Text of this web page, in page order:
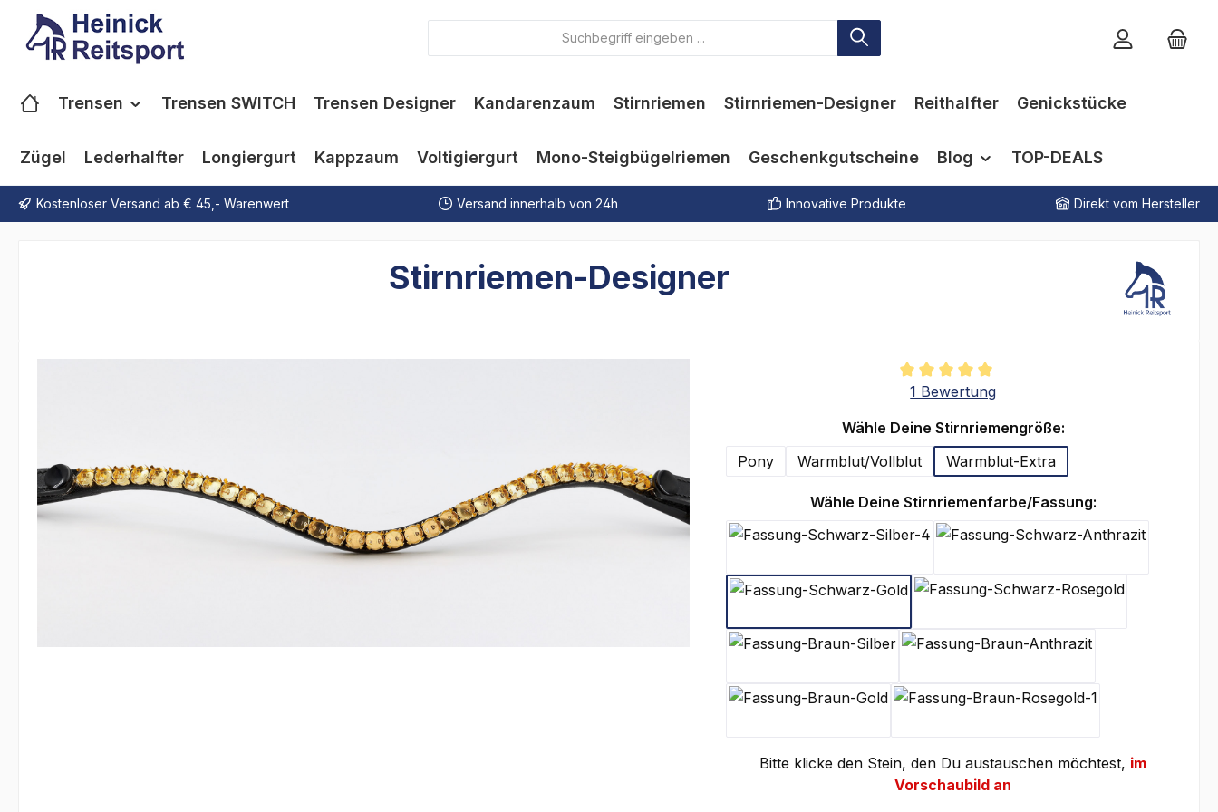
Hauptinhalt springen
Zur Suche springen
Zur Hauptnavigation springen
Trensen Trensen SWITCH Trensen Designer Kandarenzaum Stirnriemen Stirnriemen-Designer Reithalfter Genickstücke
Zügel Lederhalfter Longiergurt Kappzaum Voltigiergurt Mono-Steigbügelriemen Geschenkgutscheine Blog TOP-DEALS
Kostenloser Versand ab € 45,- Warenwert Versand innerhalb von 24h Innovative Produkte Direkt vom Hersteller
Stirnriemen-Designer
Durchschnittliche Bewertung von 5 von 5 Sternen
1 Bewertung
Wähle Deine Stirnriemengröße:auswählen
Pony
Warmblut/Vollblut Warmblut-Extra
Wähle Deine Stirnriemenfarbe/Fassung:auswählen
Bitte klicke den Stein, den Du austauschen möchtest, im
Vorschaubild an